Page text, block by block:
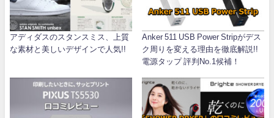
アディダスのスタンスミス、上質
な素材と美しいデザインで人気!!
Anker 511 USB Power Stripがデス
ク周りを変える理由を徹底解説!!
電源タップ 評判No.1候補！